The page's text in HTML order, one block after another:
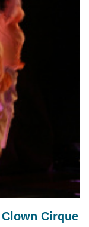
Cirque